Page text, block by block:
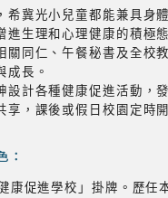
希冀光小兒童都能兼具身
進生理和心理健康的積極
關同仁、午餐秘書及全校
成長。
設計各種健康促進活動，
享，課後或假日校園定時
：
康促進學校」掛牌。歷任